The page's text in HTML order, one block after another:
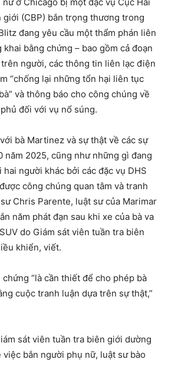
ở Chicago bị một đặc vụ Cục Hải
giới (CBP) bắn trọng thương trong
đang yêu cầu một thẩm phán liên
bằng chứng – bao gồm cả đoạn
người, các thông tin liên lạc điện
“chống lại những tổn hại liên tục
và thông báo cho công chúng về
đối với vụ nổ súng.
bà Martinez và sự thật về các sự
năm 2025, cũng như những gì đang
người khác bởi các đặc vụ DHS
công chúng quan tâm và tranh
Chris Parente, luật sư của Marimar
năm phát đạn sau khi xe của bà va
do Giám sát viên tuần tra biên
khiển, viết.
“là cần thiết để cho phép bà
cuộc tranh luận dựa trên sự thật,”
sát viên tuần tra biên giới dường
bắn người phụ nữ, luật sư bào